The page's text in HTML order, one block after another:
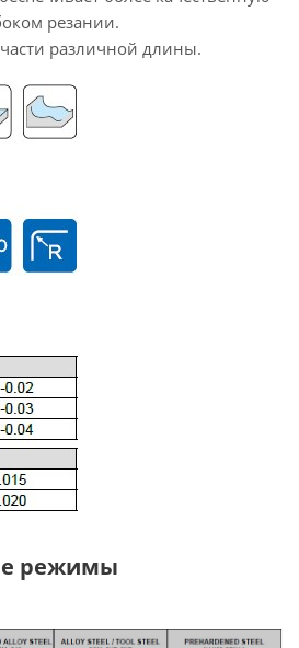
резании.
различной длины.
режимы